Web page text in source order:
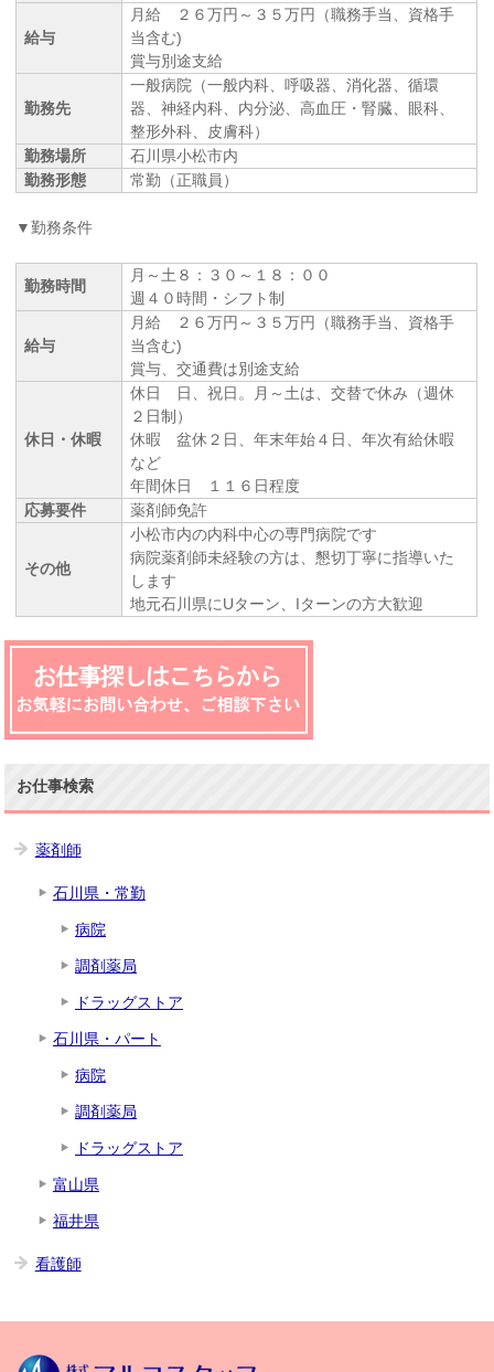
給与
月給 ２６万円～３５万円（職務手当、資格手
当含む)
賞与別途支給
勤務先
一般病院（一般内科、呼吸器、消化器、循環
器、神経内科、内分泌、高血圧・腎臓、眼科、
整形外科、皮膚科）
勤務場所
石川県小松市内
勤務形態
常勤（正職員）
▼勤務条件
勤務時間
月～土８：３０～１８：００
週４０時間・シフト制
給与
月給 ２６万円～３５万円（職務手当、資格手
当含む)
賞与、交通費は別途支給
休日・休暇
休日 日、祝日。月～土は、交替で休み（週休
２日制）
休暇 盆休２日、年末年始４日、年次有給休暇
など
年間休日 １１６日程度
応募要件
薬剤師免許
その他
小松市内の内科中心の専門病院です
病院薬剤師未経験の方は、懇切丁寧に指導いた
します
地元石川県にUターン、Iターンの方大歓迎
お仕事検索
薬剤師
石川県・常勤
病院
調剤薬局
ドラッグストア
石川県・パート
病院
調剤薬局
ドラッグストア
富山県
福井県
看護師